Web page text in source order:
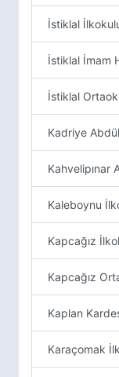
İstiklal
İstiklal İmam
İstiklal
Kadriye
Kahvelipınar
Kaleboynu
Kapcağız
Kapcağız
Kaplan
Karaçomak